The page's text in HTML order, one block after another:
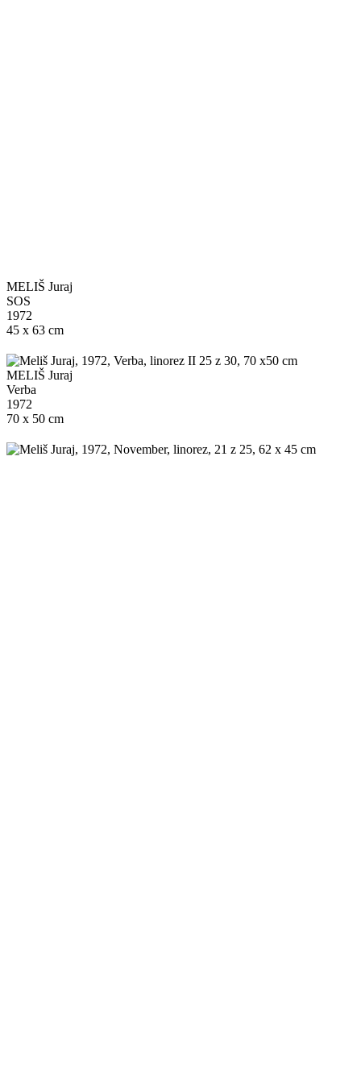
MELIŠ Juraj
SOS
1972
45 x 63 cm
MELIŠ Juraj
Verba
1972
70 x 50 cm